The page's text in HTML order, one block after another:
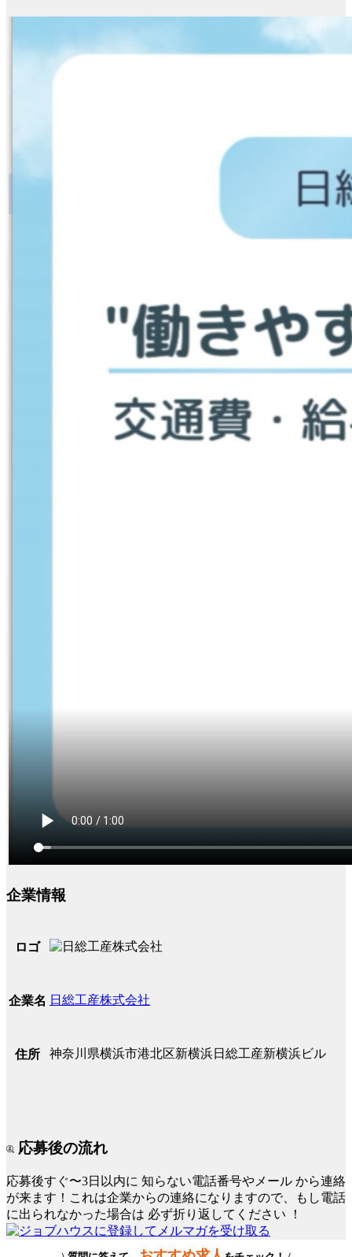
企業情報
ロゴ
企業名 日総工産株式会社
住所 神奈川県横浜市港北区新横浜日総工産新横浜ビル
応募後の流れ
応募後すぐ〜3日以内に 知らない電話番号やメール から連絡
が来ます！これは企業からの連絡になりますので、もし電話
に出られなかった場合は 必ず折り返してください ！